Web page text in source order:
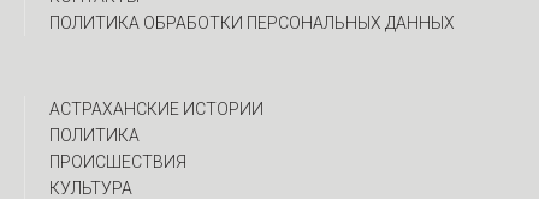
ПОЛИТИКА ОБРАБОТКИ ПЕРСОНАЛЬНЫХ ДАННЫХ
АСТРАХАНСКИЕ ИСТОРИИ
ПОЛИТИКА
ПРОИСШЕСТВИЯ
КУЛЬТУРА